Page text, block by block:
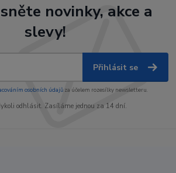
novinky, akce a
slevy!
Přihlásit se
osobních údajůza účelem rozesílky newsletteru.
odhlásit. Zasíláme jednou za 14 dní.